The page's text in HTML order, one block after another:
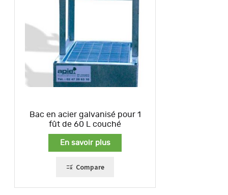
Bac en acier galvanisé pour 1
fût de 60 L couché
En savoir plus
Compare